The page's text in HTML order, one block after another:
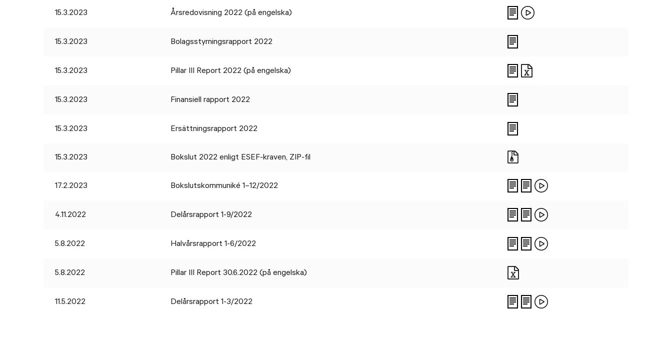
15.3.2023 Årsredovisning 2022 (på engelska)
15.3.2023 Bolagsstyrningsrapport 2022
15.3.2023 Pillar III Report 2022 (på engelska) Files
15.3.2023 Finansiell rapport 2022
15.3.2023 Ersättningsrapport 2022
15.3.2023 Bokslut 2022 enligt ESEF-kraven, ZIP-fil
17.2.2023 Bokslutskommuniké 1–12/2022
4.11.2022 Delårsrapport 1-9/2022
5.8.2022 Halvårsrapport 1-6/2022
5.8.2022 Pillar III Report 30.6.2022 (på engelska) Files
11.5.2022 Delårsrapport 1-3/2022